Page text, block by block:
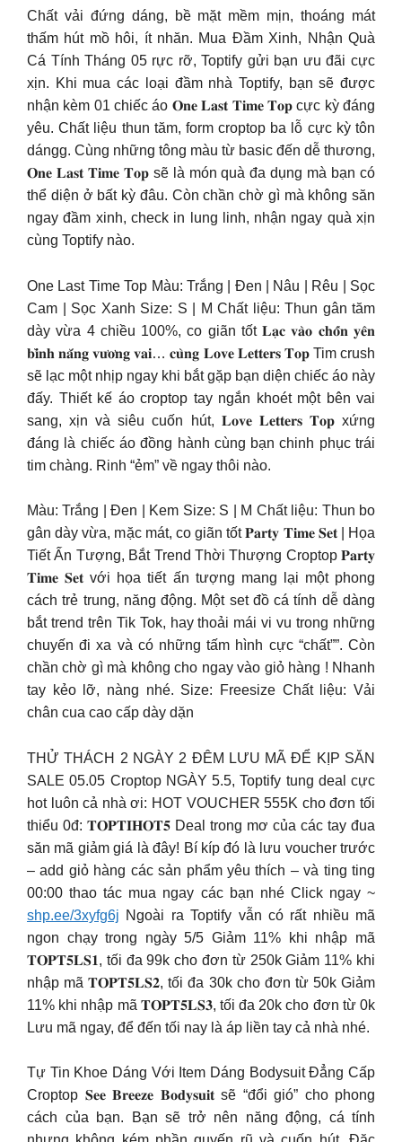
Chất vải đứng dáng, bề mặt mềm mịn, thoáng mát
thấm hút mồ hôi, ít nhăn. Mua Đầm Xinh, Nhận Quà
Cá Tính Tháng 05 rực rỡ, Toptify gửi bạn ưu đãi cực
xịn. Khi mua các loại đầm nhà Toptify, bạn sẽ được
nhận kèm 01 chiếc áo 𝐎𝐧𝐞 𝐋𝐚𝐬𝐭 𝐓𝐢𝐦𝐞 𝐓𝐨𝐩 cực kỳ đáng
yêu. Chất liệu thun tăm, form croptop ba lỗ cực kỳ tôn
dángg. Cùng những tông màu từ basic đến dễ thương,
𝐎𝐧𝐞 𝐋𝐚𝐬𝐭 𝐓𝐢𝐦𝐞 𝐓𝐨𝐩 sẽ là món quà đa dụng mà bạn có
thể diện ở bất kỳ đâu. Còn chần chờ gì mà không săn
ngay đầm xinh, check in lung linh, nhận ngay quà xịn
cùng Toptify nào.
One Last Time Top Màu: Trắng | Đen | Nâu | Rêu | Sọc
Cam | Sọc Xanh Size: S | M Chất liệu: Thun gân tăm
dày vừa 4 chiều 100%, co giãn tốt 𝐋𝐚̣𝐜 𝐯𝐚̀𝐨 𝐜𝐡𝐨̂́𝐧 𝐲𝐞̂𝐧
𝐛𝐢̀𝐧𝐡 𝐧𝐚̆́𝐧𝐠 𝐯𝐮̛𝐨̛𝐧𝐠 𝐯𝐚𝐢… 𝐜𝐮̀𝐧𝐠 𝐋𝐨𝐯𝐞 𝐋𝐞𝐭𝐭𝐞𝐫𝐬 𝐓𝐨𝐩 Tim crush
sẽ lạc một nhịp ngay khi bắt gặp bạn diện chiếc áo này
đấy. Thiết kế áo croptop tay ngắn khoét một bên vai
sang, xịn và siêu cuốn hút, 𝐋𝐨𝐯𝐞 𝐋𝐞𝐭𝐭𝐞𝐫𝐬 𝐓𝐨𝐩 xứng
đáng là chiếc áo đồng hành cùng bạn chinh phục trái
tim chàng. Rinh “ẻm” về ngay thôi nào.
Màu: Trắng | Đen | Kem Size: S | M Chất liệu: Thun bo
gân dày vừa, mặc mát, co giãn tốt𝐏𝐚𝐫𝐭𝐲 𝐓𝐢𝐦𝐞 𝐒𝐞𝐭 | Họa
Tiết Ấn Tượng, Bắt Trend Thời Thượng Croptop 𝐏𝐚𝐫𝐭𝐲
𝐓𝐢𝐦𝐞 𝐒𝐞𝐭 với họa tiết ấn tượng mang lại một phong
cách trẻ trung, năng động. Một set đồ cá tính dễ dàng
bắt trend trên Tik Tok, hay thoải mái vi vu trong những
chuyến đi xa và có những tấm hình cực “chất””. Còn
chần chờ gì mà không cho ngay vào giỏ hàng ! Nhanh
tay kẻo lỡ, nàng nhé. Size: Freesize Chất liệu: Vải
chân cua cao cấp dày dặn
THỬ THÁCH 2 NGÀY 2 ĐÊM LƯU MÃ ĐỂ KỊP SĂN
SALE 05.05 Croptop NGÀY 5.5, Toptify tung deal cực
hot luôn cả nhà ơi: HOT VOUCHER 555K cho đơn tối
thiểu 0đ: 𝐓𝐎𝐏𝐓𝐈𝐇𝐎𝐓𝟓 Deal trong mơ của các tay đua
săn mã giảm giá là đây! Bí kíp đó là lưu voucher trước
– add giỏ hàng các sản phẩm yêu thích – và ting ting
00:00 thao tác mua ngay các bạn nhé Click ngay ~
shp.ee/3xyfg6j Ngoài ra Toptify vẫn có rất nhiều mã
ngon chạy trong ngày 5/5 Giảm 11% khi nhập mã
𝐓𝐎𝐏𝐓𝟓𝐋𝐒𝟏, tối đa 99k cho đơn từ 250k Giảm 11% khi
nhập mã 𝐓𝐎𝐏𝐓𝟓𝐋𝐒𝟐, tối đa 30k cho đơn từ 50k Giảm
11% khi nhập mã 𝐓𝐎𝐏𝐓𝟓𝐋𝐒𝟑, tối đa 20k cho đơn từ 0k
Lưu mã ngay, để đến tối nay là áp liền tay cả nhà nhé.
Tự Tin Khoe Dáng Với Item Dáng Bodysuit Đẳng Cấp
Croptop 𝐒𝐞𝐞 𝐁𝐫𝐞𝐞𝐳𝐞 𝐁𝐨𝐝𝐲𝐬𝐮𝐢𝐭 sẽ “đổi gió” cho phong
cách của bạn. Bạn sẽ trở nên năng động, cá tính